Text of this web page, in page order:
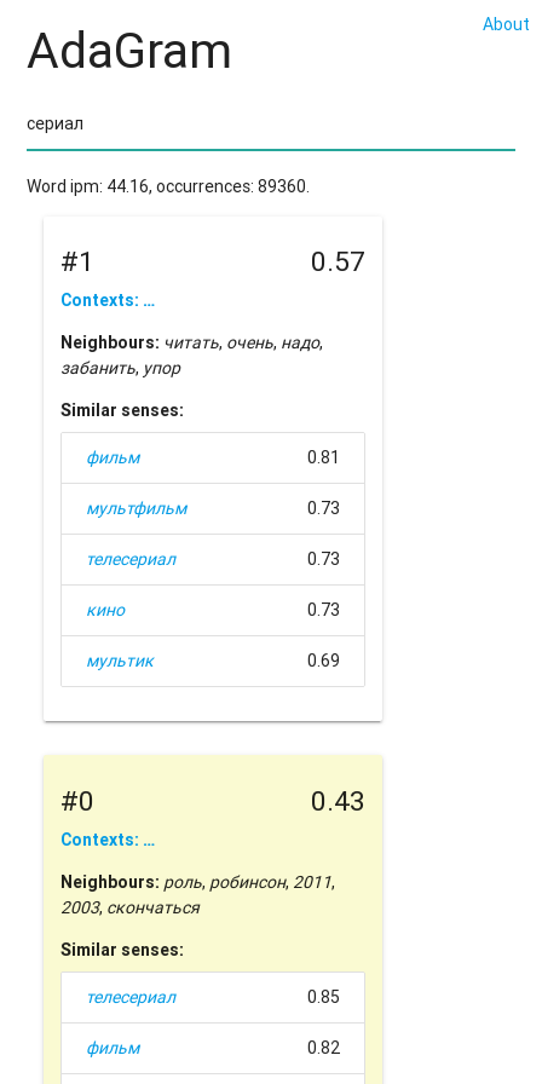
About
AdaGram
Word ipm: 44.16, occurrences: 89360.
#1 0.57
Contexts: …
Neighbours: читать, очень, надо,
забанить, упор
Similar senses:
фильм 0.81
мультфильм 0.73
телесериал 0.73
кино 0.73
мультик 0.69
#0 0.43
Contexts: …
Neighbours: роль, робинсон, 2011,
2003, скончаться
Similar senses:
телесериал 0.85
фильм 0.82